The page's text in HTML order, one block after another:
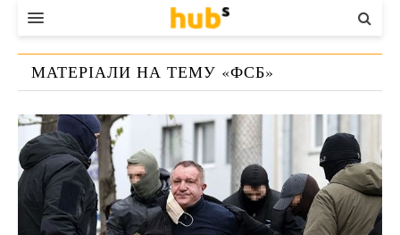
ВЛАДА
ЕКОНОМІКА
БІЗНЕС
СТАРТЕР
КОНТАКТИ
МАТЕРІАЛИ НА ТЕМУ «ФСБ»